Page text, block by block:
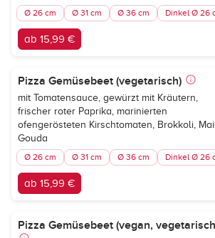
Ø 26 cm Ø 31 cm Ø 36 cm Dinkel Ø 26
ab 15,99 €
Pizza Gemüsebeet (vegetarisch)
mit Tomatensauce, gewürzt mit Kräutern,
frischer roter Paprika, marinierten
ofengerösteten Kirschtomaten, Brokkoli,
Gouda
Ø 26 cm Ø 31 cm Ø 36 cm Dinkel Ø 26
ab 15,99 €
Pizza Gemüsebeet (vegan,